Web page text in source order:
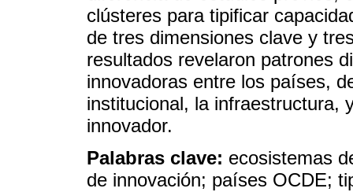
clústeres para tipificar
de tres dimensiones clave y
resultados revelaron patrones
innovadoras entre los países,
institucional, la infraestructura,
innovador.
Palabras clave: ecosistemas
de innovación; países OCDE;